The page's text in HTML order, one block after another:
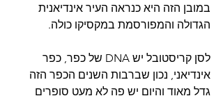
במובן הזה היא כנראה העיר אינדיאנית
הגדולה והמפורסמת במקסיקו כולה.
לסן קריסטובל יש DNA של כפר, כפר
אינדיאני, נכון שברבות השנים הכפר הזה
גדל מאוד והיום יש פה לא מעט סופרים